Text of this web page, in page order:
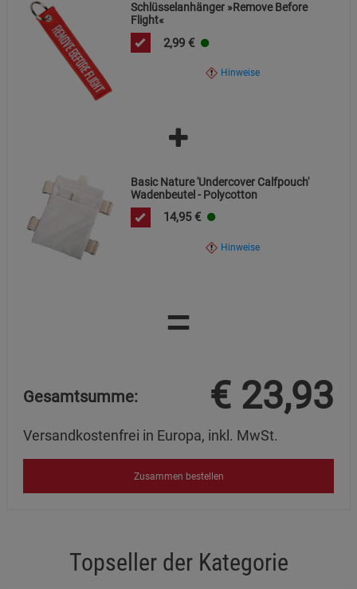
Schlüsselanhänger »Remove Before
Flight«
2,99 €
Hinweise
Basic Nature 'Undercover Calfpouch'
Wadenbeutel - Polycotton
14,95 €
Hinweise
=
Gesamtsumme: € 23,93
Versandkostenfrei in Europa, inkl. MwSt.
Zusammen bestellen
Topseller der Kategorie
Datenschutzerklärung Impressum